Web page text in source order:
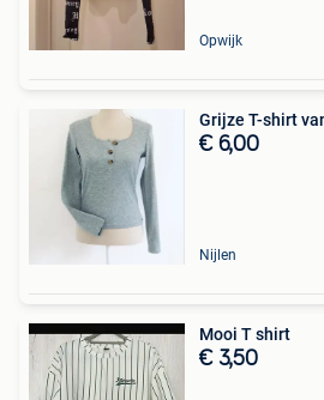
Opwijk
Grijze T-shirt
€ 6,00
Nijlen
Mooi T shirt
€ 3,50